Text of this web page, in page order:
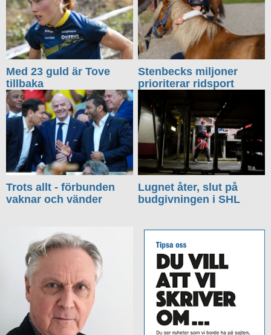
Med 23 guld är Tove
tillbaka
Stenbecks miljoner
prioriterar ridsport
Trots allt - förbunden
vaknar och vänder
Lugnet åter, slut på
budgivningen i SHL